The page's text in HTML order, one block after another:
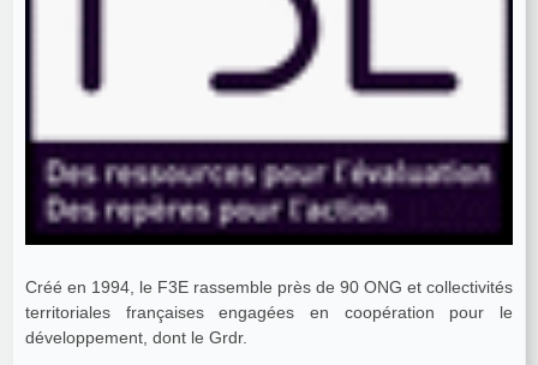
Créé en 1994, le F3E rassemble près de 90 ONG et collectivités
territoriales françaises engagées en coopération pour le
développement, dont le Grdr.